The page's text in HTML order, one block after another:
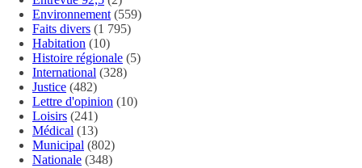
Environnement (559)
Faits divers (1 795)
Habitation (10)
Histoire régionale (5)
International (328)
Justice (482)
Lettre d'opinion (10)
Loisirs (241)
Médical (13)
Municipal (802)
Nationale (348)